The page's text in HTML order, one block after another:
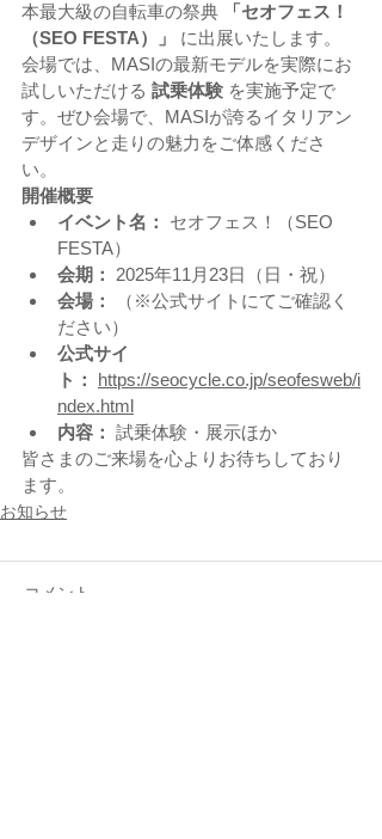
本最大級の自転車の祭典
「セオフェス！
（SEO FESTA）」
に出展いたします。
会場では、MASIの最新モデルを実際にお
試しいただける 試乗体験 を実施予定で
す。ぜひ会場で、MASIが誇るイタリアン
デザインと走りの魅力をご体感くださ
い。
開催概要
イベント名：
セオフェス！（SEO
FESTA）
会期：
2025年11月23日（日・祝）
会場：
（※公式サイトにてご確認く
ださい）
公式サイ
ト：
https://seocycle.co.jp/seofesweb/i
ndex.html
内容： 試乗体験・展示ほか
皆さまのご来場を心よりお待ちしており
ます。
お知らせ
コメント